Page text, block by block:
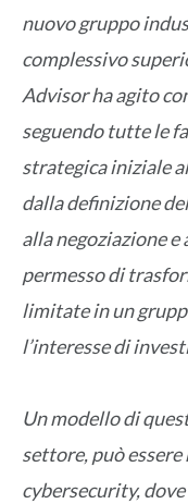
nuovo gruppo
complessivo
Advisor ha agito
seguendo tutte le
strategica iniziale
dalla definizione
alla negoziazione
permesso di
limitate in un
l’interesse di
Un modello di
settore, può
cybersecurity,